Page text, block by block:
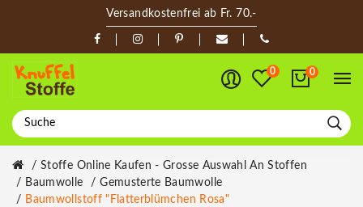
Versandkostenfrei ab Fr. 70.-
0 0
Stoffe Online Kaufen - Grosse Auswahl An Stoffen
Baumwolle
Gemusterte Baumwolle
Baumwollstoff "Flatterblümchen Rosa"